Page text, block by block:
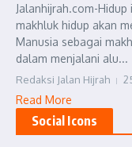
Jalanhijrah.com-
makhluk hidup akan
Manusia sebagai
dalam menjalani alu...
Redaksi Jalan Hijrah
Read More
Social Icons